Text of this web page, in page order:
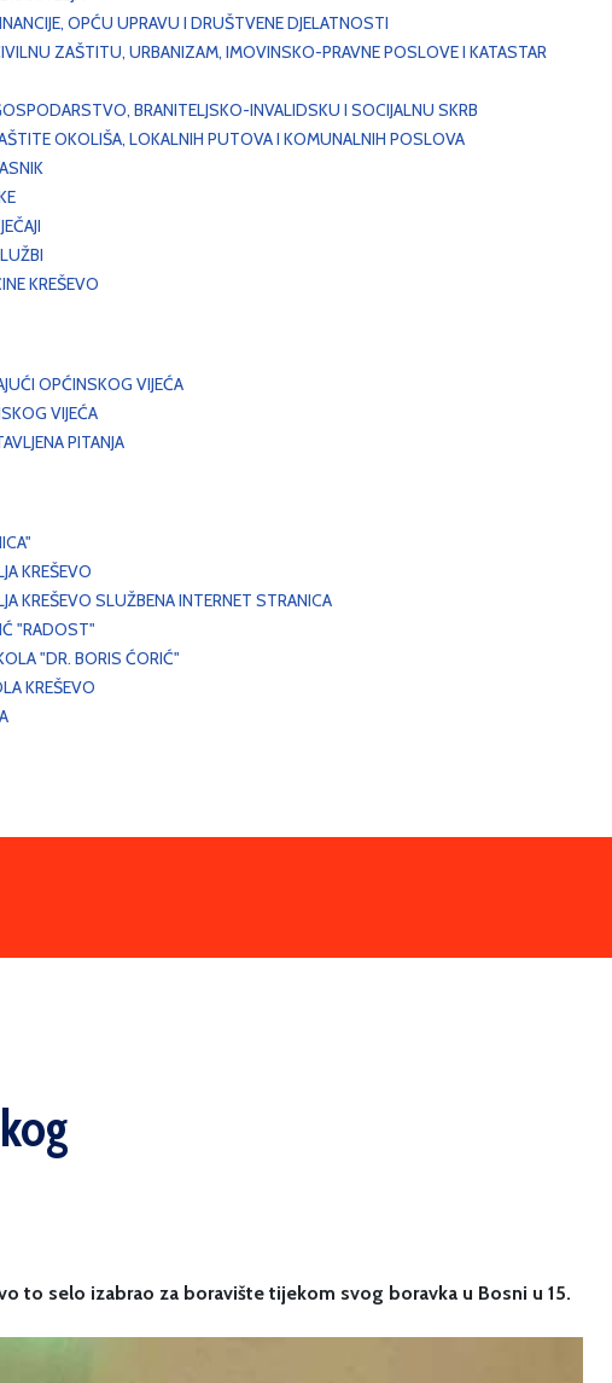
OPĆU UPRAVU I DRUŠTVENE DJELATNOSTI
ZAŠTITU, URBANIZAM, IMOVINSKO-PRAVNE POSLOVE I KATASTAR
BRANITELJSKO-INVALIDSKU I SOCIJALNU SKRB
OKOLIŠA, LOKALNIH PUTOVA I KOMUNALNIH POSLOVA
KREŠEVO
OPĆINSKOG VIJEĆA
VIJEĆA
PITANJA
KREŠEVO
KREŠEVO SLUŽBENA INTERNET STRANICA
"RADOST"
"DR. BORIS ĆORIĆ"
KREŠEVO
to selo izabrao za boravište tijekom svog boravka u Bosni u 15.